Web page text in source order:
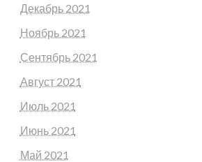
Декабрь 2021
Ноябрь 2021
Сентябрь 2021
Август 2021
Июль 2021
Июнь 2021
Май 2021